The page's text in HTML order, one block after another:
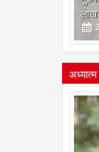
लाख
अध्यात्म